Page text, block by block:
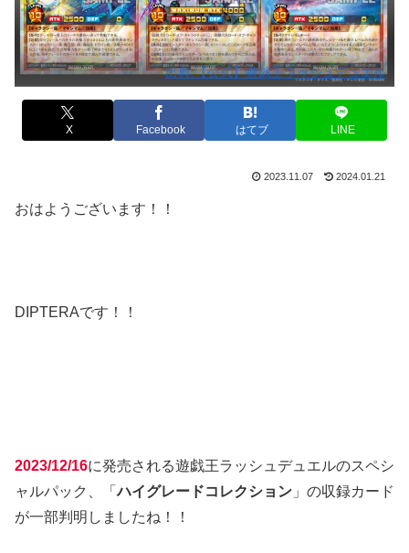
出典:【公式】遊戯王ラッシュデュエル
X Facebook はてブ LINE
2023.11.07 2024.01.21
おはようございます！！
DIPTERAです！！
2023/12/16に発売される遊戯王ラッシュデュエルのスペシ
ャルパック、「ハイグレードコレクション 」の収録カード
が一部判明しましたね！！